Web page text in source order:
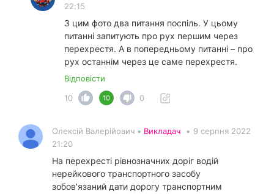
22:15
З цим фото два питання поспіль. У цьому
питанні запитують про рух першим через
перехрестя. А в попередньому питанні – про
рух останнім через це саме перехрестя.
Відповісти
10
10 0
Олексій Валерійович • Викладач • 9 серпня 2022
21:20
На перехресті рівнозначних доріг водій
нерейкового транспортного засобу
зобов'язаний дати дорогу транспортним